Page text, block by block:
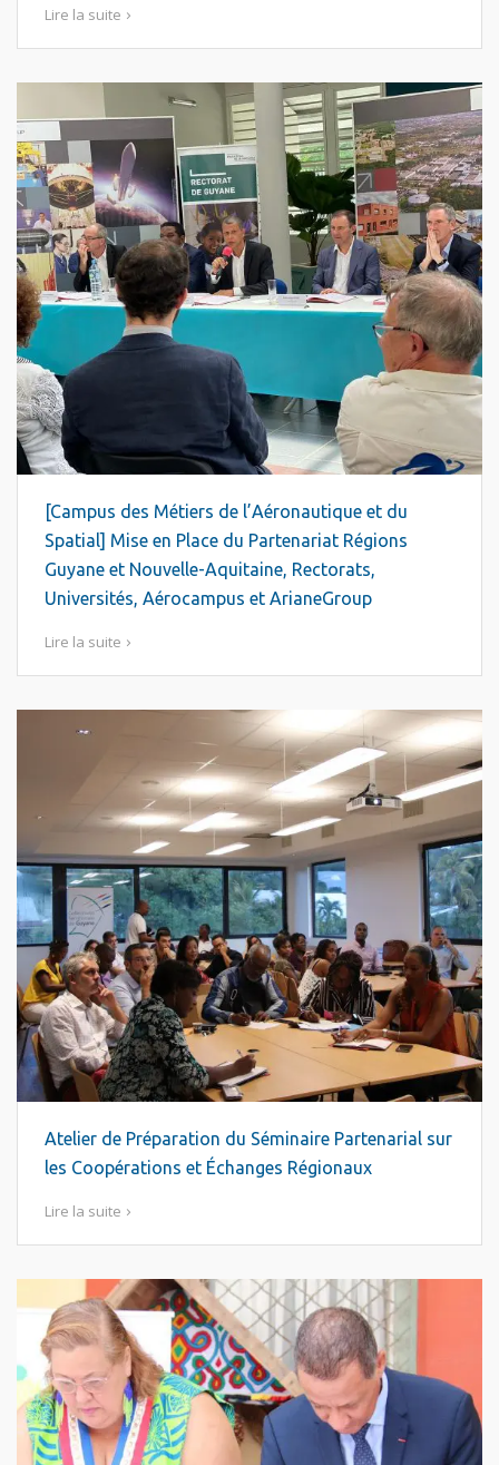
Lire la suite
[Campus des Métiers de l’Aéronautique et du
Spatial] Mise en Place du Partenariat Régions
Guyane et Nouvelle-Aquitaine, Rectorats,
Universités, Aérocampus et ArianeGroup
Lire la suite
Atelier de Préparation du Séminaire Partenarial sur
les Coopérations et Échanges Régionaux
Lire la suite